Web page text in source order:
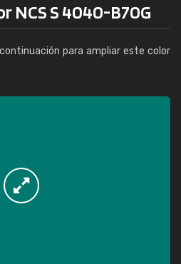
NCS S 4040-B70G
para ampliar este color